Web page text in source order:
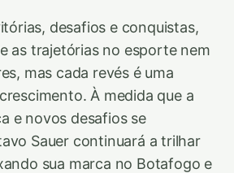
desafios e conquistas,
as trajetórias no esporte nem
mas cada revés é uma
À medida que a
e novos desafios se
Sauer continuará a trilhar
sua marca no Botafogo e